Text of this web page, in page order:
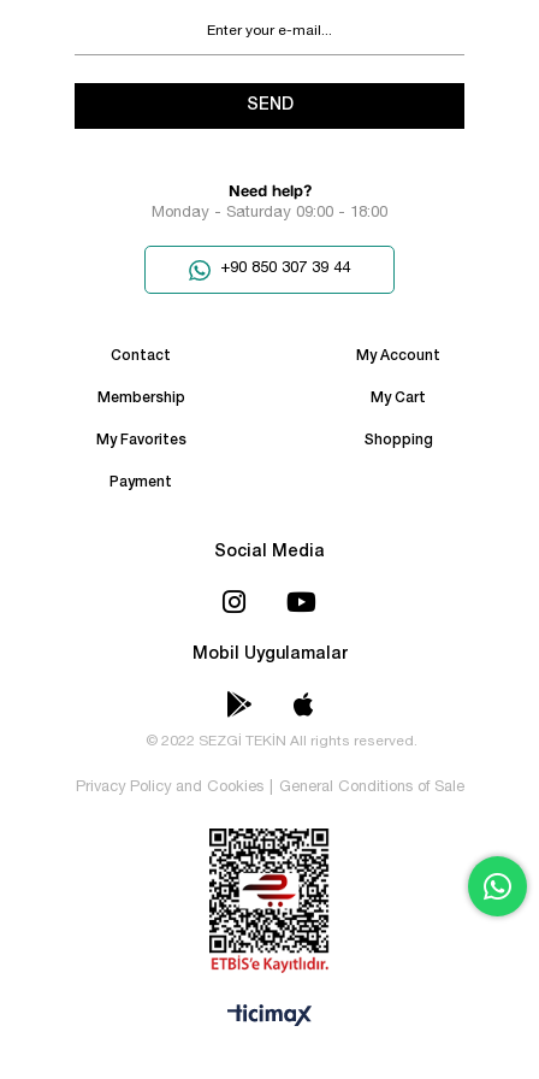
SEND
Need help?
Monday - Saturday 09:00 - 18:00
+90 850 307 39 44
Contact My Account
Membership My Cart
My Favorites Shopping
Payment
Social Media
Mobil Uygulamalar
© 2022 SEZGİ TEKİN All rights reserved.
Privacy Policy and Cookies General Conditions of Sale